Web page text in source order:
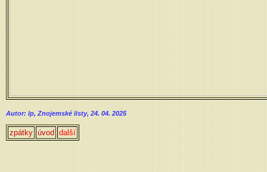
Autor: lp, Znojemské listy, 24. 04. 2025
zpátky úvod další